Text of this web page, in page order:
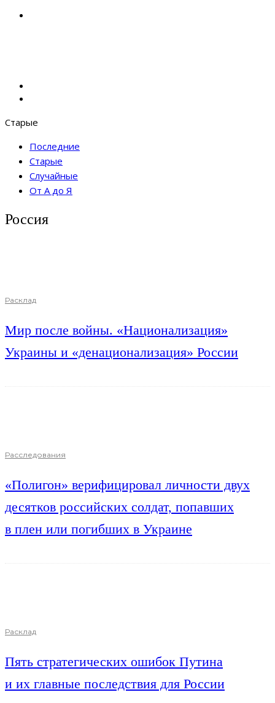
Старые
Последние
Старые
Случайные
От А до Я
Россия
Расклад
Мир после войны. «Национализация»
Украины и «денационализация» России
Расследования
«Полигон» верифицировал личности двух
десятков российских солдат, попавших
в плен или погибших в Украине
Расклад
Пять стратегических ошибок Путина
и их главные последствия для России